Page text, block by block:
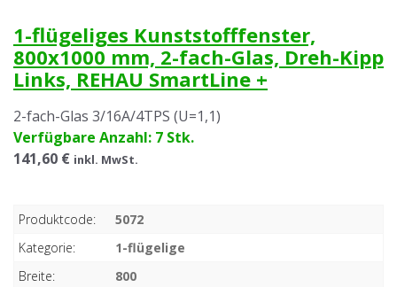
1-flügeliges Kunststofffenster,
800x1000 mm, 2-fach-Glas, Dreh-Kipp
Links, REHAU SmartLine +
2-fach-Glas 3/16A/4TPS (U=1,1)
Verfügbare Anzahl: 7 Stk.
141,60 € inkl. MwSt.
Produktcode:
5072
Kategorie:
1-flügelige
Breite:
800